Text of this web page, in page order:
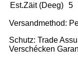
Est.Zäit (Deeg) 5
Versandmethod:
Schutz: Trade
Verschécken